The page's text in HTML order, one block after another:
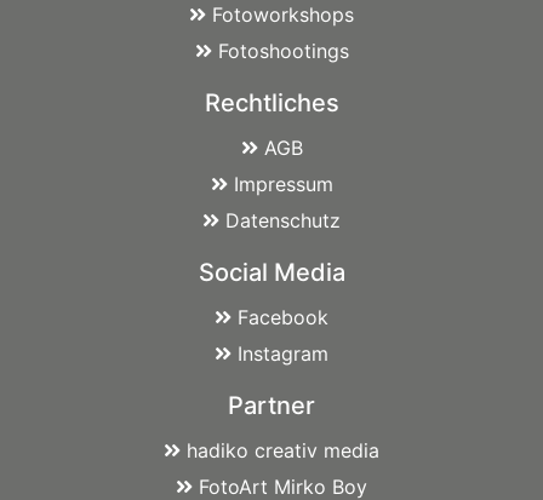
Fotoworkshops
Fotoshootings
Rechtliches
AGB
Impressum
Datenschutz
Social Media
Facebook
Instagram
Partner
hadiko creativ media
FotoArt Mirko Boy